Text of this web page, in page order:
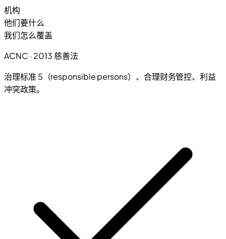
机构
他们要什么
我们怎么覆盖
ACNC · 2013 慈善法
治理标准 5（responsible persons）、合理财务管控、利益
冲突政策。